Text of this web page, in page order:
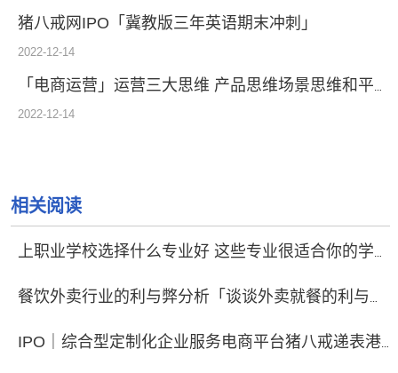
猪八戒网IPO「冀教版三年英语期末冲刺」
2022-12-14
「电商运营」运营三大思维 产品思维场景思维和平台思维缺一不可
2022-12-14
相关阅读
上职业学校选择什么专业好 这些专业很适合你的学生「职业学校报什么专业比较好」
餐饮外卖行业的利与弊分析「谈谈外卖就餐的利与弊」
IPO｜综合型定制化企业服务电商平台猪八戒递表港交所